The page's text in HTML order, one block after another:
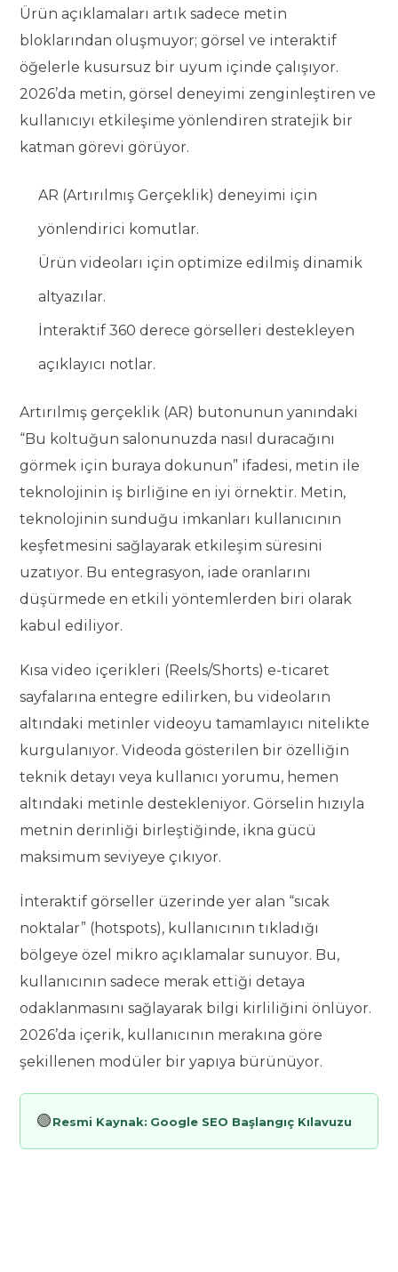
Ürün açıklamaları artık sadece metin
bloklarından oluşmuyor; görsel ve interaktif
öğelerle kusursuz bir uyum içinde çalışıyor.
2026’da metin, görsel deneyimi zenginleştiren ve
kullanıcıyı etkileşime yönlendiren stratejik bir
katman görevi görüyor.
AR (Artırılmış Gerçeklik) deneyimi için
yönlendirici komutlar.
Ürün videoları için optimize edilmiş dinamik
altyazılar.
İnteraktif 360 derece görselleri destekleyen
açıklayıcı notlar.
Artırılmış gerçeklik (AR) butonunun yanındaki
“Bu koltuğun salonunuzda nasıl duracağını
görmek için buraya dokunun” ifadesi, metin ile
teknolojinin iş birliğine en iyi örnektir. Metin,
teknolojinin sunduğu imkanları kullanıcının
keşfetmesini sağlayarak etkileşim süresini
uzatıyor. Bu entegrasyon, iade oranlarını
düşürmede en etkili yöntemlerden biri olarak
kabul ediliyor.
Kısa video içerikleri (Reels/Shorts) e-ticaret
sayfalarına entegre edilirken, bu videoların
altındaki metinler videoyu tamamlayıcı nitelikte
kurgulanıyor. Videoda gösterilen bir özelliğin
teknik detayı veya kullanıcı yorumu, hemen
altındaki metinle destekleniyor. Görselin hızıyla
metnin derinliği birleştiğinde, ikna gücü
maksimum seviyeye çıkıyor.
İnteraktif görseller üzerinde yer alan “sıcak
noktalar” (hotspots), kullanıcının tıkladığı
bölgeye özel mikro açıklamalar sunuyor. Bu,
kullanıcının sadece merak ettiği detaya
odaklanmasını sağlayarak bilgi kirliliğini önlüyor.
2026’da içerik, kullanıcının merakına göre
şekillenen modüler bir yapıya bürünüyor.
🟢Resmi Kaynak: Google SEO Başlangıç Kılavuzu